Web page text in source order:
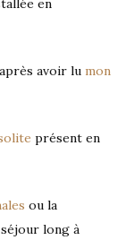
en
avoir lu mon
présent en
ou la
long à